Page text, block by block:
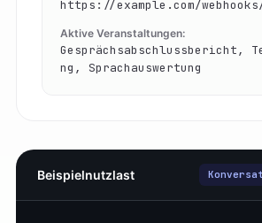
https://example.com/
Aktive Veranstaltungen:
Gesprächsabschlussbericht,
ng, Sprachauswertung
Beispielnutzlast